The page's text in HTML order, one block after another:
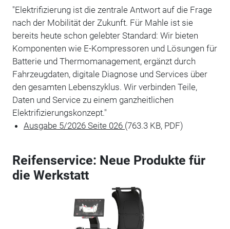
"Elektrifizierung ist die zentrale Antwort auf die Frage
nach der Mobilität der Zukunft. Für Mahle ist sie
bereits heute schon gelebter Standard: Wir bieten
Komponenten wie E-Kompressoren und Lösungen für
Batterie und Thermomanagement, ergänzt durch
Fahrzeugdaten, digitale Diagnose und Services über
den gesamten Lebenszyklus. Wir verbinden Teile,
Daten und Service zu einem ganzheitlichen
Elektrifizierungskonzept."
Ausgabe 5/2026 Seite 026 (763.3 KB, PDF)
Reifenservice: Neue Produkte für
die Werkstatt